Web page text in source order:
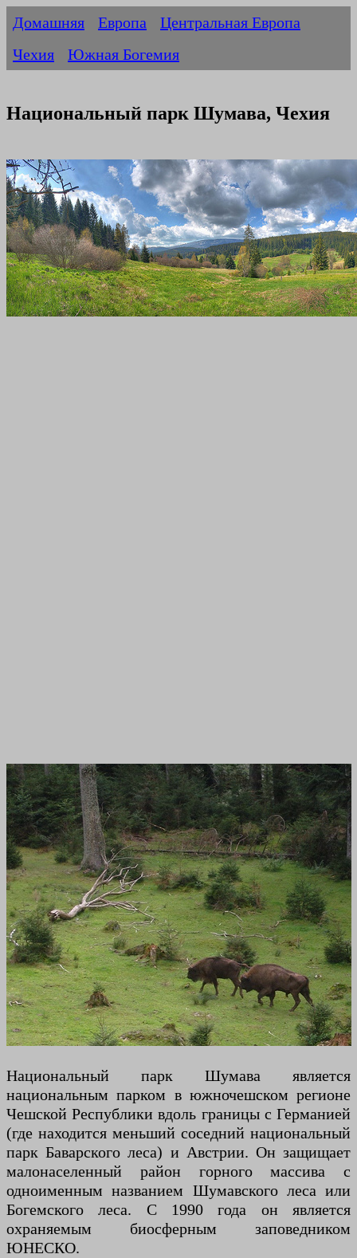
Домашняя Европа
Центральная Европа
Чехия
Южная Богемия
Национальный парк Шумава, Чехия
Национальный парк Шумава является
национальным парком в южночешском регионе
Чешской Республики вдоль границы с Германией
(где находится меньший соседний национальный
парк Баварского леса) и Австрии. Он защищает
малонаселенный район горного массива с
одноименным названием Шумавского леса или
Богемского леса. С 1990 года он является
охраняемым биосферным заповедником
ЮНЕСКО.